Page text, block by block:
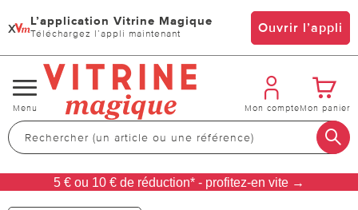
x L’application Vitrine Magique
Téléchargez l’appli maintenant Ouvrir l’appli
Changer
de
navigation
Menu Mon compteMon panier
5 € ou 10 € de réduction* - profitez-en vite →